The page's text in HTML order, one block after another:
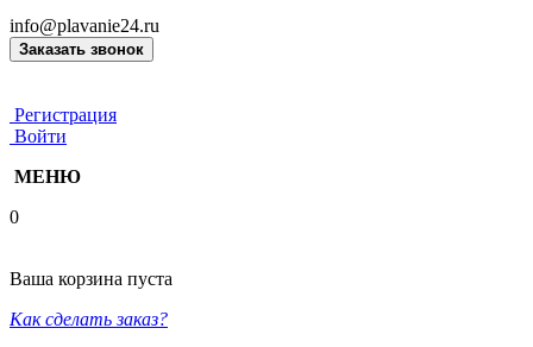
info@plavanie24.ru
Заказать звонок
Регистрация
Войти
МЕНЮ
0
Ваша корзина пуста
Как сделать заказ?